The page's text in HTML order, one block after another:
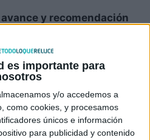
es importante para
y/o accedemos a
como cookies, y procesamos
únicos e información
para publicidad y contenido
y recomendación
5 enero, 2022
2022
- 5 enero, 2022